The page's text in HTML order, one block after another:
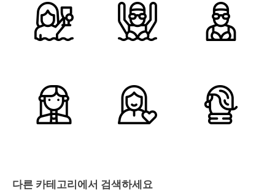
다른 카테고리에서 검색하세요